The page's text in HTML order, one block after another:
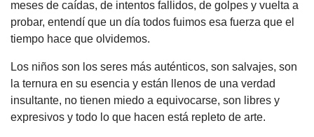
meses de caídas, de intentos fallidos, de golpes y vuelta a
probar, entendí que un día todos fuimos esa fuerza que el
tiempo hace que olvidemos.
Los niños son los seres más auténticos, son salvajes, son
la ternura en su esencia y están llenos de una verdad
insultante, no tienen miedo a equivocarse, son libres y
expresivos y todo lo que hacen está repleto de arte.